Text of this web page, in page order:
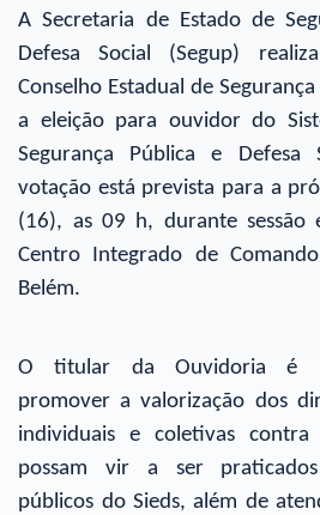
A Secretaria de Estado de
Defesa Social (Segup)
Conselho Estadual de
a eleição para ouvidor do
Segurança Pública e Defesa
votação está prevista para a
(16), as 09 h, durante sessão
Centro Integrado de
Belém.
O titular da Ouvidoria é
promover a valorização dos
individuais e coletivas
possam vir a ser
públicos do Sieds, além de